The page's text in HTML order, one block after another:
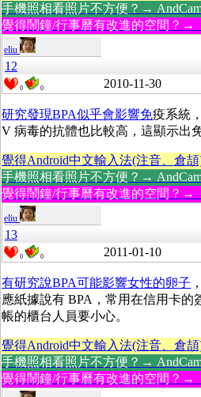
手機照相看照片不方便？→
覺得鬧鐘/行事曆有改進的空間？→
eliu
12
0 0 2010-11-30
研究發現BPA似乎會影響免疫系統
V 病毒的抗體也比較高，這顯示出
覺得Android中文輸入法(注音、倉
手機照相看照片不方便？→
覺得鬧鐘/行事曆有改進的空間？→
eliu
13
0 0 2011-01-10
有研究說BPA可能影響女性的卵子
應紙據說有 BPA，常用在信用卡的
帳的櫃台人員要小心。
覺得Android中文輸入法(注音、倉
手機照相看照片不方便？→
覺得鬧鐘/行事曆有改進的空間？→